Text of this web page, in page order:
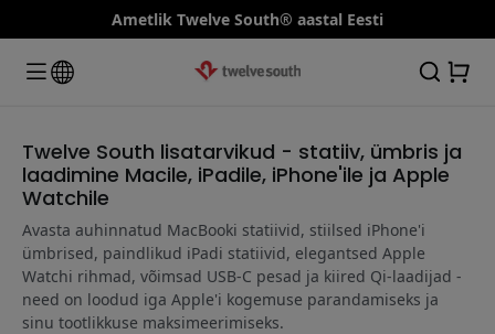
Ametlik Twelve South® aastal Eesti
Twelve South lisatarvikud - statiiv, ümbris ja
laadimine Macile, iPadile, iPhone'ile ja Apple
Watchile
Avasta auhinnatud MacBooki statiivid, stiilsed iPhone'i
ümbrised, paindlikud iPadi statiivid, elegantsed Apple
Watchi rihmad, võimsad USB-C pesad ja kiired Qi-laadijad -
need on loodud iga Apple'i kogemuse parandamiseks ja
sinu tootlikkuse maksimeerimiseks.